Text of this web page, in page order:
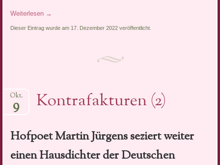
Weiterlesen →
Dieser Eintrag wurde am 17. Dezember 2022 veröffentlicht.
Kontrafakturen (2)
Okt.
9
Hofpoet Martin Jürgens seziert weiter
einen Hausdichter der Deutschen